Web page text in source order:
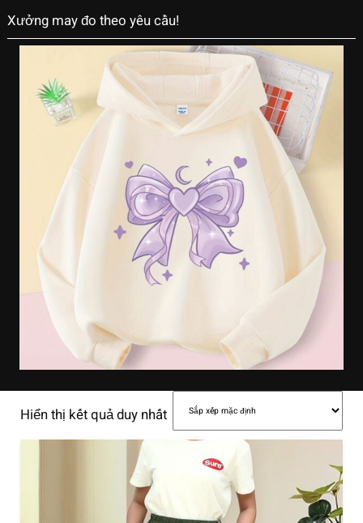
Xưởng may đo theo yêu cầu!
Hiển thị kết quả duy nhất